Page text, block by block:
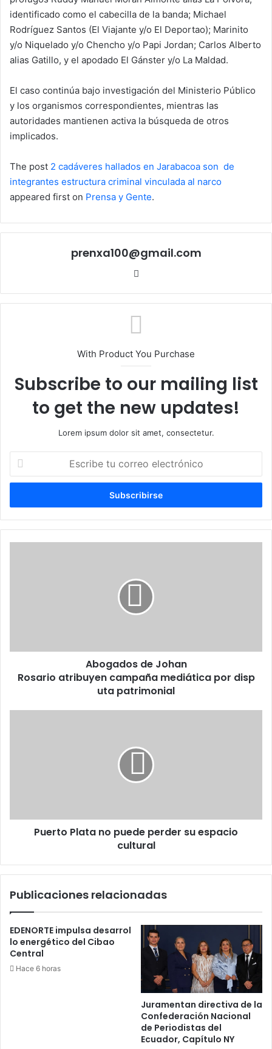
identificado como el cabecilla de la banda; Michael
Rodríguez Santos (El Viajante y/o El Deportao); Marinito
y/o Niquelado y/o Chencho y/o Papi Jordan; Carlos Alberto
alias Gatillo, y el apodado El Gánster y/o La Maldad.
El caso continúa bajo investigación del Ministerio Público
y los organismos correspondientes, mientras las
autoridades mantienen activa la búsqueda de otros
implicados.
The post 2 cadáveres hallados en Jarabacoa son de
integrantes estructura criminal vinculada al narco
appeared first on Prensa y Gente.
prenxa100@gmail.com
With Product You Purchase
Subscribe to our mailing list
to get the new updates!
Lorem ipsum dolor sit amet, consectetur.
correo
Rosario atribuyen campaña mediática por disputa patrimonial
Abogados de Johan
Rosario atribuyen campaña mediática por disp
uta patrimonial
Puerto Plata no puede perder su espacio
cultural
Publicaciones relacionadas
EDENORTE impulsa desarrol
lo energético del Cibao
Central
Hace 6 horas
Juramentan directiva de la
Confederación Nacional
de Periodistas del
Ecuador, Capítulo NY